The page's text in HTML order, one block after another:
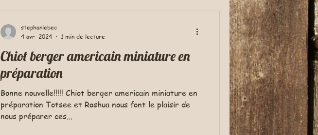
Chiot berger americain miniature en
préparation
Bonne nouvelle!!!!! Chiot berger americain miniature en
préparation Totsee et Roshua nous font le plaisir de
nous préparer ces...
stephaniebec
4 avr. 2024
1 min de lecture